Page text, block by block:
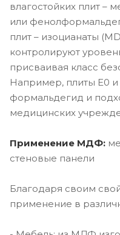
влагостойких плит –
или
плит – изоцианаты
контролируют
присваивая класс
Например, плиты E0
формальдегид и
медицинских
Применение МДФ:
стеновые панели
Благодаря своим
применение в